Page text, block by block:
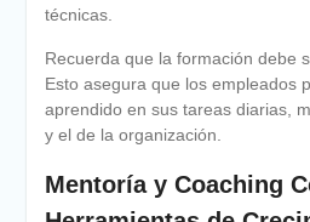
técnicas.
Recuerda que la formación debe
Esto asegura que los empleados
aprendido en sus tareas diarias,
y el de la organización.
Mentoría y Coaching